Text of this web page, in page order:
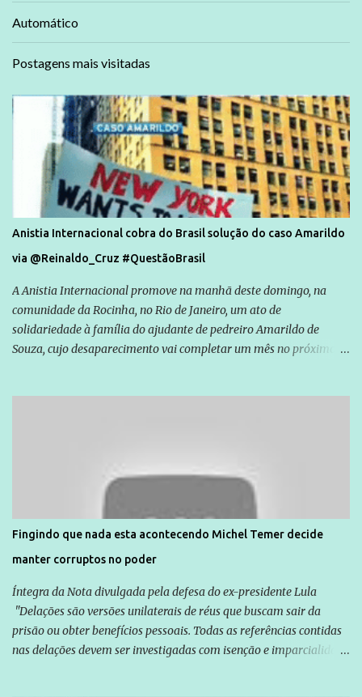
Automático
Postagens mais visitadas
Anistia Internacional cobra do Brasil solução do caso Amarildo
via @Reinaldo_Cruz #QuestãoBrasil
A Anistia Internacional promove na manhã deste domingo, na
comunidade da Rocinha, no Rio de Janeiro, um ato de
solidariedade à família do ajudante de pedreiro Amarildo de
Souza, cujo desaparecimento vai completar um mês no próximo
são vítimas de violência, estão em situação de risco ou têm seus
direitos violados. Leia mais: Anistia Internacional cobra do Brasil
solução do caso Amarildo - Terra Brasil
Fingindo que nada esta acontecendo Michel Temer decide
manter corruptos no poder
Íntegra da Nota divulgada pela defesa do ex-presidente Lula
"Delações são versões unilaterais de réus que buscam sair da
prisão ou obter benefícios pessoais. Todas as referências contidas
nas delações devem ser investigadas com isenção e imparcialidade